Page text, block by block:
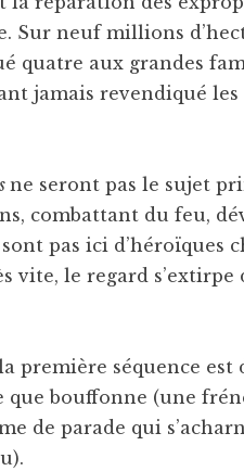
Sur neuf millions
quatre aux grandes
jamais revendiqué les
ne seront pas le sujet
combattant du feu,
pas ici d’héroïques
vite, le regard s’extirpe
première séquence est
bouffonne (une
de parade qui